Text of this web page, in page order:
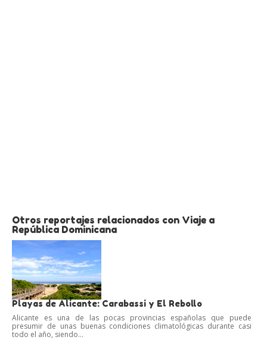
Otros reportajes relacionados con Viaje a
República Dominicana
Playas de Alicante: Carabassi y El Rebollo
Alicante es una de las pocas provincias españolas que puede
presumir de unas buenas condiciones climatológicas durante casi
todo el año, siendo...